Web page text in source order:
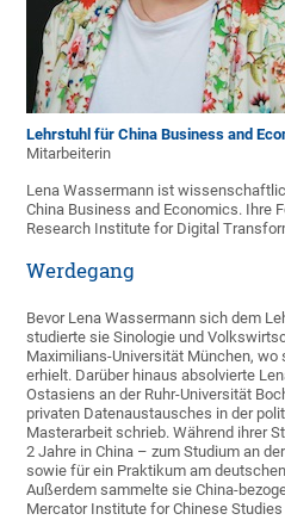
Lehrstuhl für China Business and
Mitarbeiterin
Lena Wassermann ist
China Business and Economics. Ihre
Research Institute for Digital
Werdegang
Bevor Lena Wassermann sich dem
studierte sie Sinologie und
Maximilians-Universität München,
erhielt. Darüber hinaus absolvierte
Ostasiens an der Ruhr-Universität
privaten Datenaustausches in der
Masterarbeit schrieb. Während ihrer
2 Jahre in China – zum Studium an
sowie für ein Praktikum am
Außerdem sammelte sie China-
Mercator Institute for Chinese Studies